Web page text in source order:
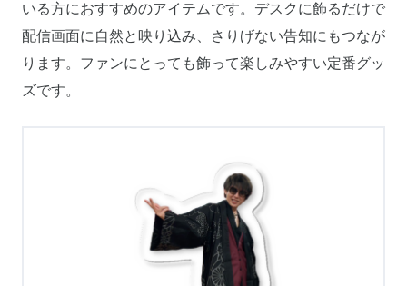
いる方におすすめのアイテムです。デスクに飾るだけで
配信画面に自然と映り込み、さりげない告知にもつなが
ります。ファンにとっても飾って楽しみやすい定番グッ
ズです。